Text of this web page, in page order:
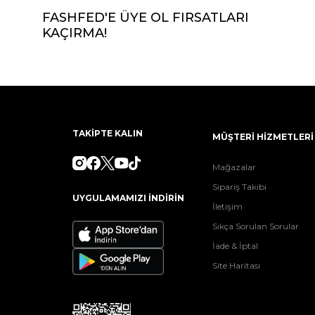
FASHFED'E ÜYE OL FIRSATLARI
KAÇIRMA!
TAKİPTE KALIN
UYGULAMAMIZI İNDİRİN
MÜŞTERİ HİZMETLERİ
Mağazalar
Sipariş Takibi
İletişim
Sıkça Sorulan Sorular
İade & İptal
Site Haritası